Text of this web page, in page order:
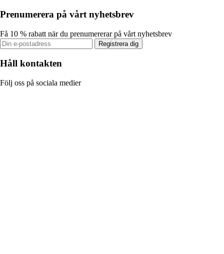
Prenumerera på vårt nyhetsbrev
Få 10 % rabatt när du prenumererar på vårt nyhetsbrev
Registrera dig
Håll kontakten
Följ oss på sociala medier